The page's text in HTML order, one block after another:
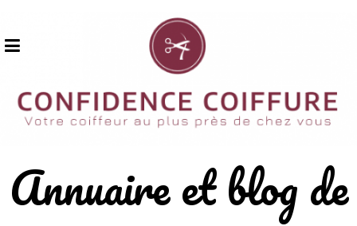
content
Annuaire et blog de